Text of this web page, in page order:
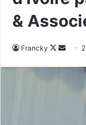
&
Francky
Follow
courriel